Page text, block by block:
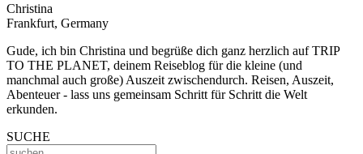
Christina
Frankfurt, Germany
Gude, ich bin Christina und begrüße dich ganz herzlich auf TRIP
TO THE PLANET, deinem Reiseblog für die kleine (und
manchmal auch große) Auszeit zwischendurch. Reisen, Auszeit,
Abenteuer - lass uns gemeinsam Schritt für Schritt die Welt
erkunden.
SUCHE